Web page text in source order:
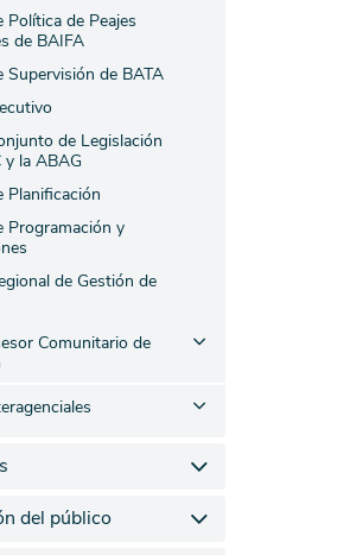
Política de Peajes
de BAIFA
Supervisión de BATA
de Legislación
y la ABAG
Planificación
Programación y
de Gestión de
Comunitario de
del público